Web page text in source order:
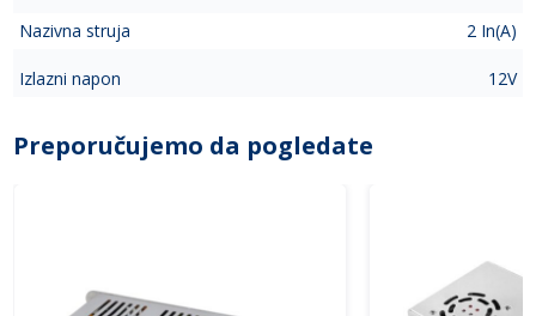
Nazivna struja 2 In(A)
Izlazni napon 12V
Preporučujemo da pogledate